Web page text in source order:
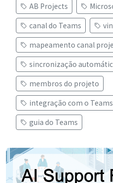
AB Projects
canal do Teams
mapeamento canal
sincronização
membros do projeto
integração com o Teams
guia do Teams